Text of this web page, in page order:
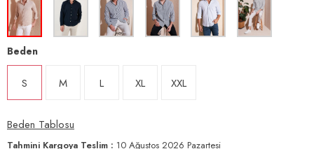
Beden
S M L XL XXL
Beden Tablosu
Tahmini Kargoya Teslim : 10 Ağustos 2026 Pazartesi